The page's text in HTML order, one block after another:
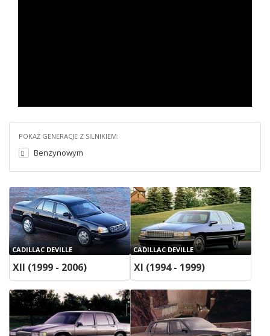
POKAŻ GENERACJE Z SILNIKIEM:
Benzynowym
CADILLAC DEVILLE
XII (1999 - 2006)
CADILLAC DEVILLE
XI (1994 - 1999)